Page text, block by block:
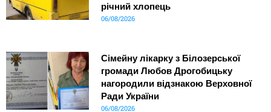
річний хлопець
06/08/2026
Сімейну лікарку з Білозерської
громади Любов Дрогобицьку
нагородили відзнакою Верховної
Ради України
06/08/2026